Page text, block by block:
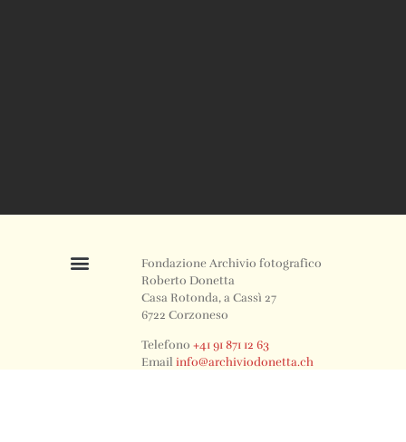
Fondazione Archivio fotografico
Roberto Donetta
Casa Rotonda, a Cassì 27
6722 Corzoneso
Telefono+41 91 871 12 63
Emailinfo@archiviodonetta.ch